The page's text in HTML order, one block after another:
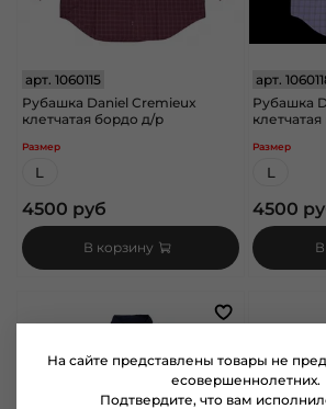
арт. 1060115
Рубашка Daniel Cremieux
клетчатая бордо д/р
Размер
L
4500 руб
В корзину
арт.
Рубашка
Размер
L
4500
На сайте представлены товары не
есовершеннолетних.
Подтвердите, что вам